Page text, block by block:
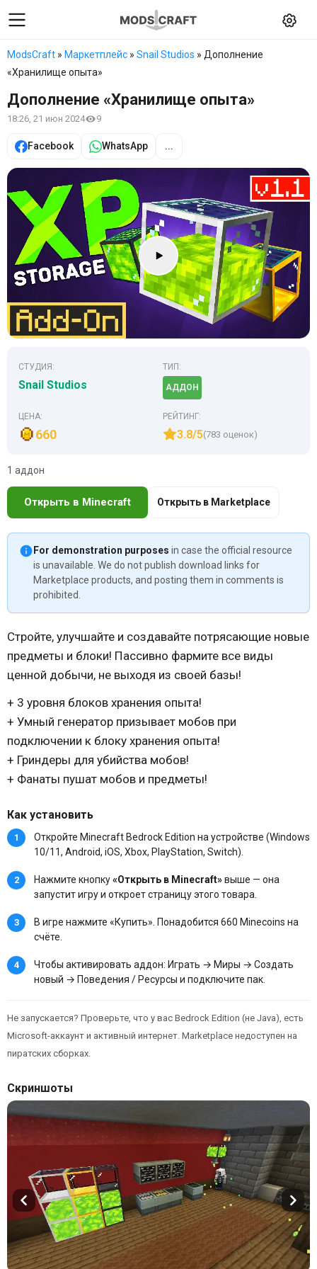
ModsCraft » Маркетплейс » Snail Studios » Дополнение
«Хранилище опыта»
Дополнение «Хранилище опыта»
18:26, 21 июн 2024 9
Facebook WhatsApp ...
СТУДИЯ:
Snail Studios
ТИП:
АДДОН
ЦЕНА:
660
РЕЙТИНГ:
3.8/5(783 оценок)
1 аддон
Открыть в Minecraft Открыть в Marketplace
For demonstration purposes in case the official resource
is unavailable. We do not publish download links for
Marketplace products, and posting them in comments is
prohibited.
Стройте, улучшайте и создавайте потрясающие новые
предметы и блоки! Пассивно фармите все виды
ценной добычи, не выходя из своей базы!
+ 3 уровня блоков хранения опыта!
+ Умный генератор призывает мобов при
подключении к блоку хранения опыта!
+ Гриндеры для убийства мобов!
+ Фанаты пушат мобов и предметы!
Как установить
Откройте Minecraft Bedrock Edition на устройстве (Windows
10/11, Android, iOS, Xbox, PlayStation, Switch).
Нажмите кнопку«Открыть в Minecraft»выше — она
запустит игру и откроет страницу этого товара.
В игре нажмите «Купить». Понадобится 660 Minecoins на
счёте.
Чтобы активировать аддон: Играть → Миры → Создать
новый → Поведения / Ресурсы и подключите пак.
Не запускается? Проверьте, что у вас Bedrock Edition (не Java), есть
Microsoft-аккаунт и активный интернет. Marketplace недоступен на
пиратских сборках.
Скриншоты